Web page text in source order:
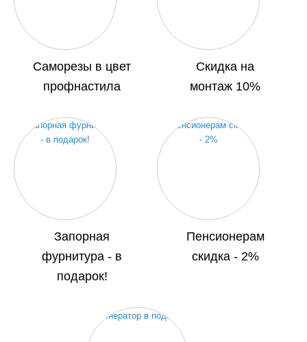
Саморезы в цвет
профнастила
Скидка на
монтаж 10%
Запорная
фурнитура - в
подарок!
Пенсионерам
скидка - 2%